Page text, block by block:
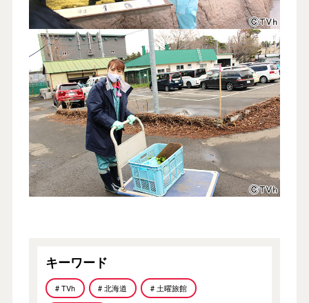
キーワード
# TVh # 北海道 # 土曜旅館